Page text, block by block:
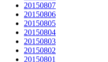
20150807
20150806
20150805
20150804
20150803
20150802
20150801